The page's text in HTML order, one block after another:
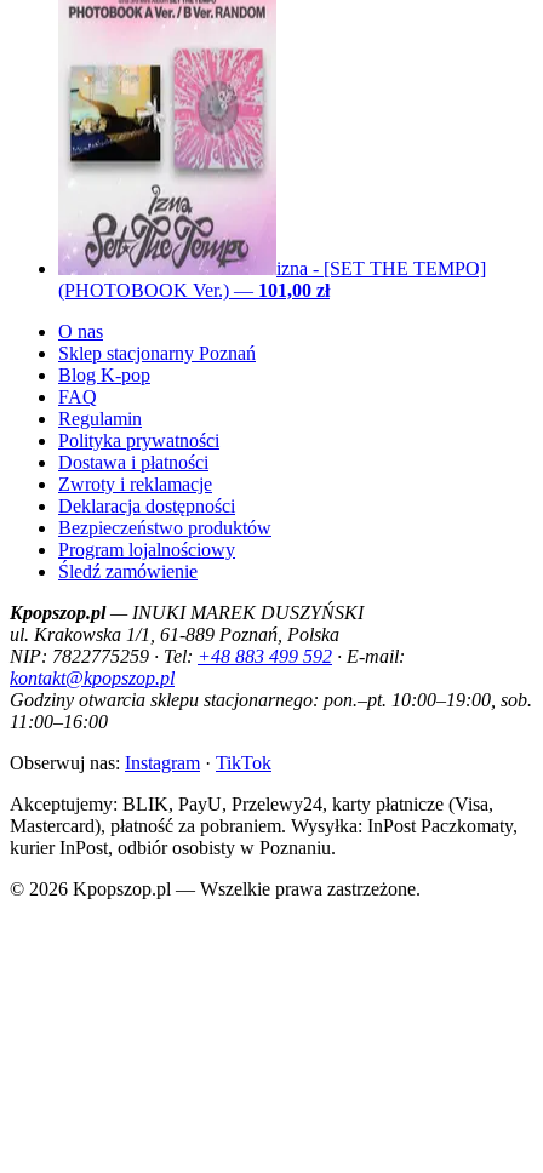
izna - [SET THE TEMPO]
(PHOTOBOOK Ver.) — 101,00 zł
O nas
Sklep stacjonarny Poznań
Blog K-pop
FAQ
Regulamin
Polityka prywatności
Dostawa i płatności
Zwroty i reklamacje
Deklaracja dostępności
Bezpieczeństwo produktów
Program lojalnościowy
Śledź zamówienie
Kpopszop.pl— INUKI MAREK DUSZYŃSKI
ul. Krakowska 1/1, 61-889 Poznań, Polska
NIP: 7822775259 · Tel: +48 883 499 592 · E-mail:
kontakt@kpopszop.pl
Godziny otwarcia sklepu stacjonarnego: pon.–pt. 10:00–19:00, sob.
11:00–16:00
Obserwuj nas: Instagram · TikTok
Akceptujemy: BLIK, PayU, Przelewy24, karty płatnicze (Visa,
Mastercard), płatność za pobraniem. Wysyłka: InPost Paczkomaty,
kurier InPost, odbiór osobisty w Poznaniu.
© 2026 Kpopszop.pl — Wszelkie prawa zastrzeżone.